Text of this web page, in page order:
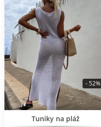
BESTSELLER
Tuniky na pláž
- 52%